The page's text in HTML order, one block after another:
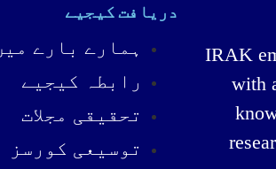
IRAK
with
دریافت کیجیے
ہمارے بارے
رابطہ کیجیے
تحقیقی مجلات
توسیعی کورسز